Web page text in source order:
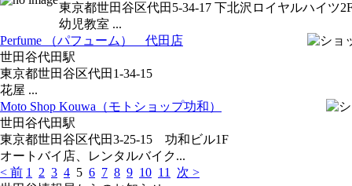
東京都世田谷区代田5-34-17 下北沢ロイヤルハイツ
幼児教室 ...
Perfume （パフューム） 代田店
世田谷代田駅
東京都世田谷区代田1-34-15
花屋 ...
Moto Shop Kouwa（モトショップ功和）
世田谷代田駅
東京都世田谷区代田3-25-15 功和ビル1F
オートバイ店、レンタルバイク...
< 前 1 2 3 4 5 6 7 8 9 10 11
次 >